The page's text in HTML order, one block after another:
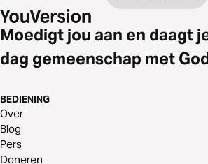
Moedigt jou aan en daagt
dag gemeenschap met
BEDIENING
Over
Blog
Pers
Doneren